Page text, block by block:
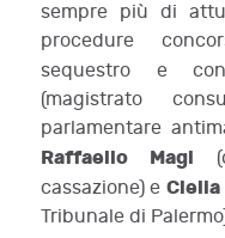
sempre più di
procedure
sequestro e
(magistrato
parlamentare
Raffaello Magi
cassazione) e Clelia
Tribunale di